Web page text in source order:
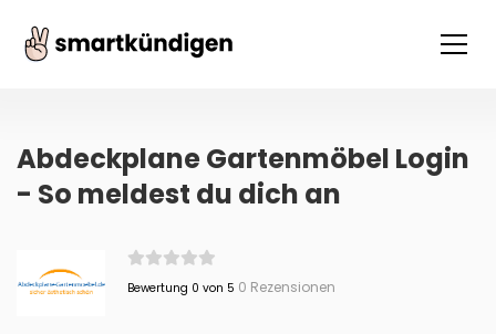
Abdeckplane Gartenmöbel Login
- So meldest du dich an
Bewertung 0 von 5 0 Rezensionen